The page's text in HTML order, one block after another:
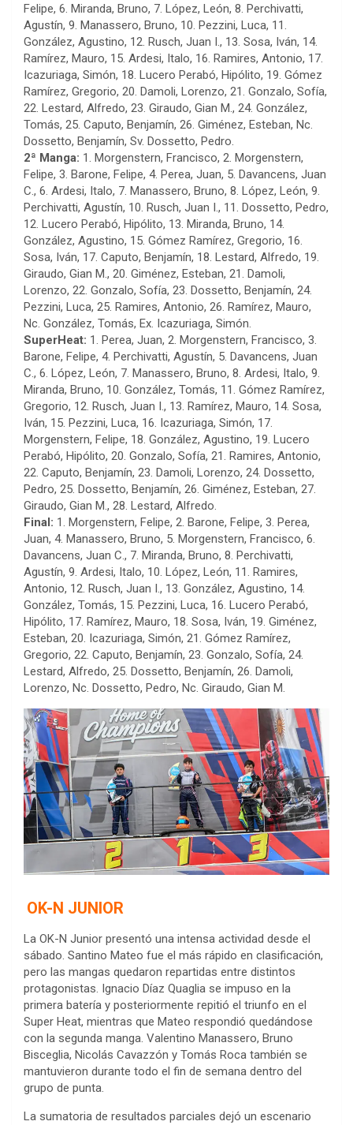
Felipe, 6. Miranda, Bruno, 7. López, León, 8. Perchivatti,
Agustín, 9. Manassero, Bruno, 10. Pezzini, Luca, 11.
González, Agustino, 12. Rusch, Juan I., 13. Sosa, Iván, 14.
Ramírez, Mauro, 15. Ardesi, Italo, 16. Ramires, Antonio, 17.
Icazuriaga, Simón, 18. Lucero Perabó, Hipólito, 19. Gómez
Ramírez, Gregorio, 20. Damoli, Lorenzo, 21. Gonzalo, Sofía,
22. Lestard, Alfredo, 23. Giraudo, Gian M., 24. González,
Tomás, 25. Caputo, Benjamín, 26. Giménez, Esteban, Nc.
Dossetto, Benjamín, Sv. Dossetto, Pedro.
2ª Manga: 1. Morgenstern, Francisco, 2. Morgenstern,
Felipe, 3. Barone, Felipe, 4. Perea, Juan, 5. Davancens, Juan
C., 6. Ardesi, Italo, 7. Manassero, Bruno, 8. López, León, 9.
Perchivatti, Agustín, 10. Rusch, Juan I., 11. Dossetto, Pedro,
12. Lucero Perabó, Hipólito, 13. Miranda, Bruno, 14.
González, Agustino, 15. Gómez Ramírez, Gregorio, 16.
Sosa, Iván, 17. Caputo, Benjamín, 18. Lestard, Alfredo, 19.
Giraudo, Gian M., 20. Giménez, Esteban, 21. Damoli,
Lorenzo, 22. Gonzalo, Sofía, 23. Dossetto, Benjamín, 24.
Pezzini, Luca, 25. Ramires, Antonio, 26. Ramírez, Mauro,
Nc. González, Tomás, Ex. Icazuriaga, Simón.
SuperHeat: 1. Perea, Juan, 2. Morgenstern, Francisco, 3.
Barone, Felipe, 4. Perchivatti, Agustín, 5. Davancens, Juan
C., 6. López, León, 7. Manassero, Bruno, 8. Ardesi, Italo, 9.
Miranda, Bruno, 10. González, Tomás, 11. Gómez Ramírez,
Gregorio, 12. Rusch, Juan I., 13. Ramírez, Mauro, 14. Sosa,
Iván, 15. Pezzini, Luca, 16. Icazuriaga, Simón, 17.
Morgenstern, Felipe, 18. González, Agustino, 19. Lucero
Perabó, Hipólito, 20. Gonzalo, Sofía, 21. Ramires, Antonio,
22. Caputo, Benjamín, 23. Damoli, Lorenzo, 24. Dossetto,
Pedro, 25. Dossetto, Benjamín, 26. Giménez, Esteban, 27.
Giraudo, Gian M., 28. Lestard, Alfredo.
Final: 1. Morgenstern, Felipe, 2. Barone, Felipe, 3. Perea,
Juan, 4. Manassero, Bruno, 5. Morgenstern, Francisco, 6.
Davancens, Juan C., 7. Miranda, Bruno, 8. Perchivatti,
Agustín, 9. Ardesi, Italo, 10. López, León, 11. Ramires,
Antonio, 12. Rusch, Juan I., 13. González, Agustino, 14.
González, Tomás, 15. Pezzini, Luca, 16. Lucero Perabó,
Hipólito, 17. Ramírez, Mauro, 18. Sosa, Iván, 19. Giménez,
Esteban, 20. Icazuriaga, Simón, 21. Gómez Ramírez,
Gregorio, 22. Caputo, Benjamín, 23. Gonzalo, Sofía, 24.
Lestard, Alfredo, 25. Dossetto, Benjamín, 26. Damoli,
Lorenzo, Nc. Dossetto, Pedro, Nc. Giraudo, Gian M.
OK-N JUNIOR
La OK-N Junior presentó una intensa actividad desde el
sábado. Santino Mateo fue el más rápido en clasificación,
pero las mangas quedaron repartidas entre distintos
protagonistas. Ignacio Díaz Quaglia se impuso en la
primera batería y posteriormente repitió el triunfo en el
Super Heat, mientras que Mateo respondió quedándose
con la segunda manga. Valentino Manassero, Bruno
Bisceglia, Nicolás Cavazzón y Tomás Roca también se
mantuvieron durante todo el fin de semana dentro del
grupo de punta.
La sumatoria de resultados parciales dejó un escenario